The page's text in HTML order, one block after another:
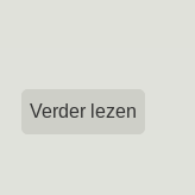
Verder lezen